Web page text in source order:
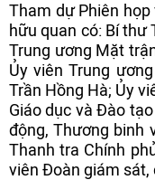
Tham dự Phiên họp
hữu quan có: Bí thư
Trung ương Mặt
Ủy viên Trung
Trần Hồng Hà; Ủy
Giáo dục và Đào
động, Thương binh
Thanh tra Chính
viên Đoàn giám sát,